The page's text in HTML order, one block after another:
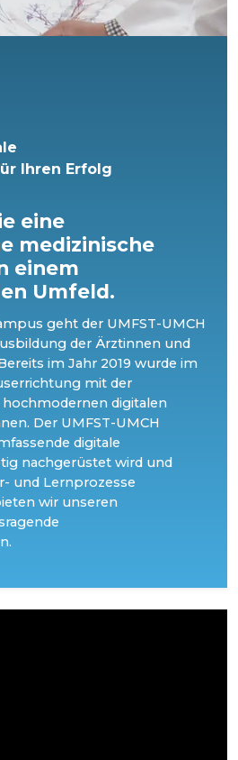
Ihren Erfolg
eine
medizinische
einem
Umfeld.
geht der UMFST-UMCH
der Ärztinnen und
im Jahr 2019 wurde im
mit der
digitalen
Der UMFST-UMCH
digitale
nachgerüstet wird und
und Lernprozesse
wir unseren